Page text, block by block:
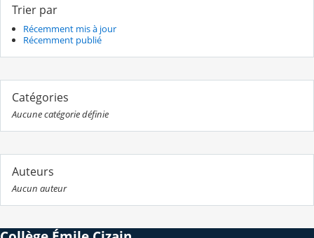
Trier par
Récemment mis à jour
Récemment publié
Catégories
Aucune catégorie définie
Auteurs
Aucun auteur